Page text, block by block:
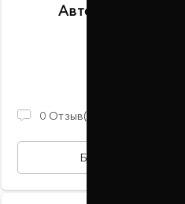
Автобаферы
0 Отзыв(ов)
БЫСТРАЯ ПОКУПКА